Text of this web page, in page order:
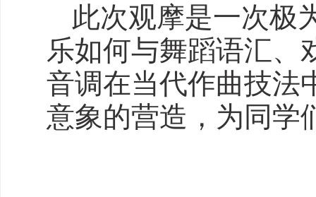
此次观摩是一次极
乐如何与舞蹈语汇、
音调在当代作曲技法
意象的营造，为同学